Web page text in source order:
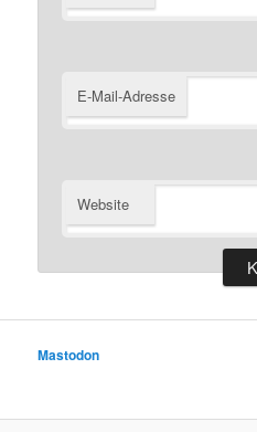
E-Mail-Adresse
Website
Mastodon